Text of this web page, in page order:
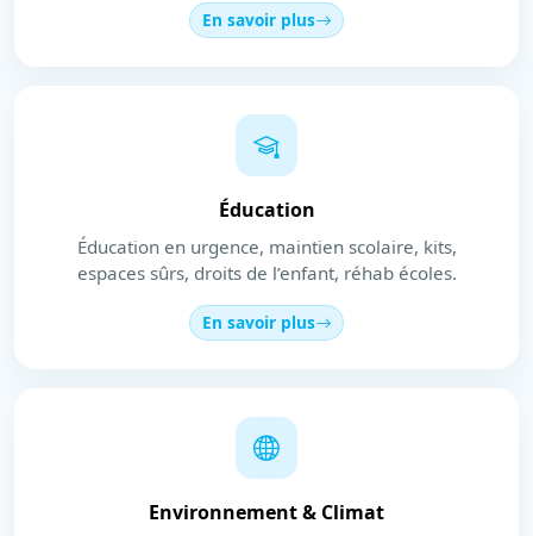
En savoir plus
Éducation
Éducation en urgence, maintien scolaire, kits,
espaces sûrs, droits de l’enfant, réhab écoles.
En savoir plus
Environnement & Climat